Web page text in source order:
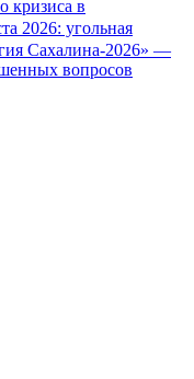
кризиса в
2026: угольная
Сахалина-2026» —
вопросов